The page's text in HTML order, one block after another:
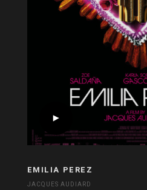
EMILIA PEREZ
JACQUES AUDIARD